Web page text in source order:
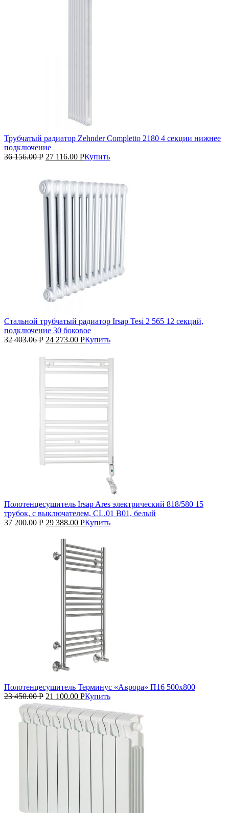
Трубчатый радиатор Zehnder Completto 2180 4 секции нижнее
подключение
36 156.00Р 27 116.00 РКупить
Стальной трубчатый радиатор Irsap Tesi 2 565 12 секций,
подключение 30 боковое
32 403.06Р 24 273.00 РКупить
Полотенцесушитель Irsap Ares электрический 818/580 15
трубок, с выключателем, CL.01 B01, белый
37 200.00Р 29 388.00 РКупить
Полотенцесушитель Терминус «Аврора» П16 500х800
23 450.00Р 21 100.00 РКупить